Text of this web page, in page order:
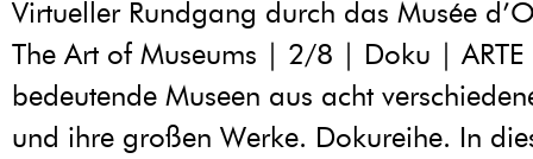
Virtueller Rundgang durch das Musée
The Art of Museums | 2/8 | Doku |
bedeutende Museen aus acht
und ihre großen Werke. Dokureihe. In